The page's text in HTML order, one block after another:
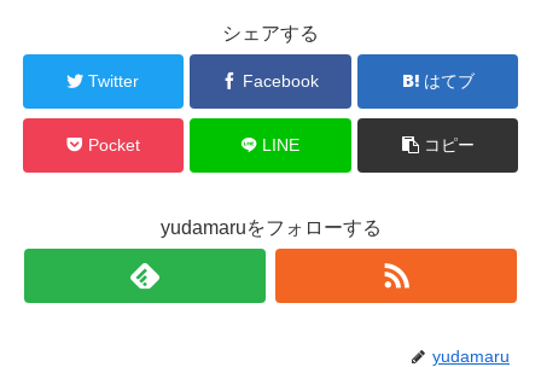
シェアする
Twitter Facebook はてブ
Pocket LINE コピー
yudamaruをフォローする
yudamaru